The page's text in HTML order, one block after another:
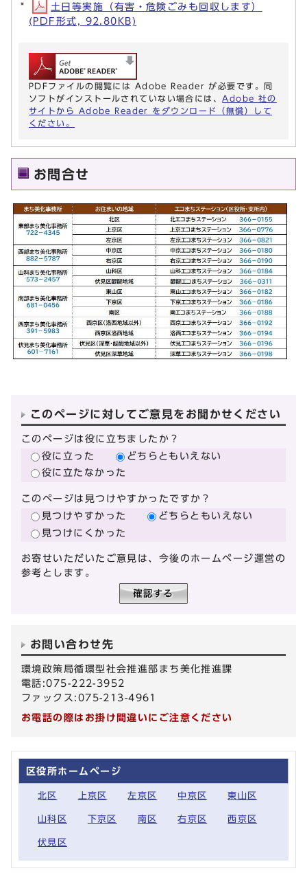
土日等実施（有害・危険ごみも回収します）
(PDF形式, 92.80KB)
PDFファイルの閲覧には Adobe Reader が必要です。同
ソフトがインストールされていない場合には、 Adobe 社の
サイトから Adobe Reader をダウンロード（無償）して
ください。
お問合せ
このページに対してご意見をお聞かせください
このページは役に立ちましたか？
役に立った
どちらともいえない
役に立たなかった
このページは見つけやすかったですか？
見つけやすかった
どちらともいえない
見つけにくかった
お寄せいただいたご意見は、今後のホームページ運営の
参考とします。
お問い合わせ先
環境政策局循環型社会推進部まち美化推進課
電話:075-222-3952
ファックス:075-213-4961
お電話の際はお掛け間違いにご注意ください
区役所ホームページ
北区 上京区 左京区 中京区 東山区
山科区 下京区 南区 右京区 西京区
伏見区